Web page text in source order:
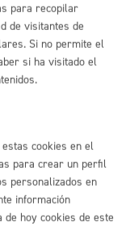
su csao
taxi
para recopilar
de visitantes de
Si no permite el
si ha visitado el
cookies en el
para crear un perfil
personalizados en
información
de hoy cookies de este